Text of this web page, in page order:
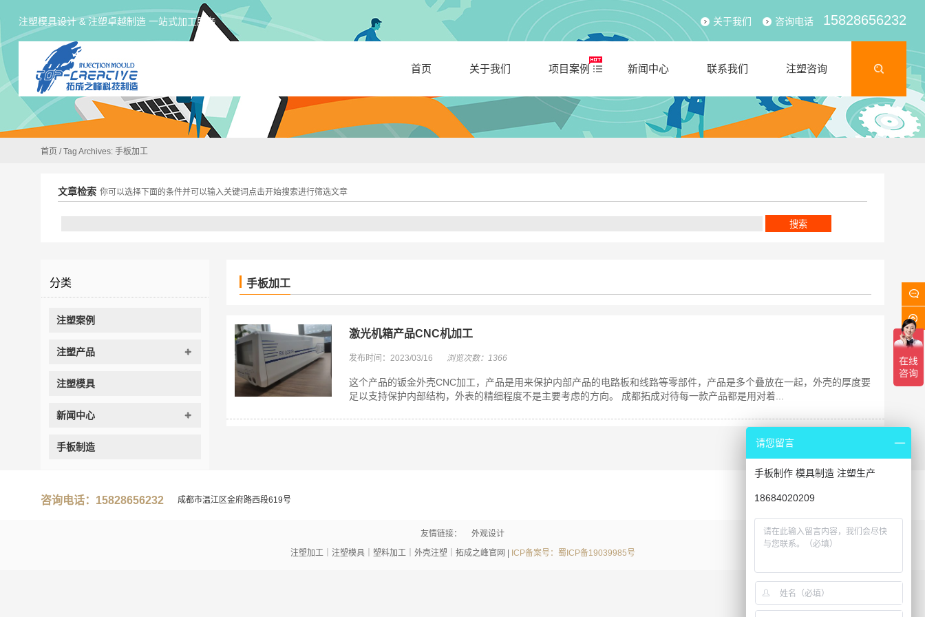
注塑模具设计 & 注塑卓越制造 一站式加工服务 关于我们 咨询电话 15828656232
首页 关于我们 项目案例 新闻中心 联系我们 注塑咨询
首页 /Tag Archives: 手板加工
文章检索 你可以选择下面的条件并可以输入关键词点击开始搜索进行筛选文章
分类
注塑案例
注塑产品
注塑模具
新闻中心
手板制造
手板加工
激光机箱产品CNC机加工
发布时间：2023/03/16 浏览次数：1366
这个产品的钣金外壳CNC加工，产品是用来保护内部产品的电路板和线路等零部件，产品是多个叠放在一起，外壳的厚度要
足以支持保护内部结构，外表的精细程度不是主要考虑的方向。 成都拓成对待每一款产品都是用对着...
咨询电话：15828656232 成都市温江区金府路西段619号
友情链接：
外观设计
注塑加工｜注塑模具｜塑料加工｜外壳注塑｜拓成之峰官网 |
ICP备案号：蜀ICP备19039985号
请您留言
手板制作 模具制造 注塑生产
18684020209